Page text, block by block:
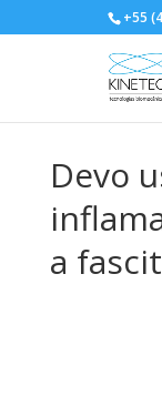
+55
Devo
a